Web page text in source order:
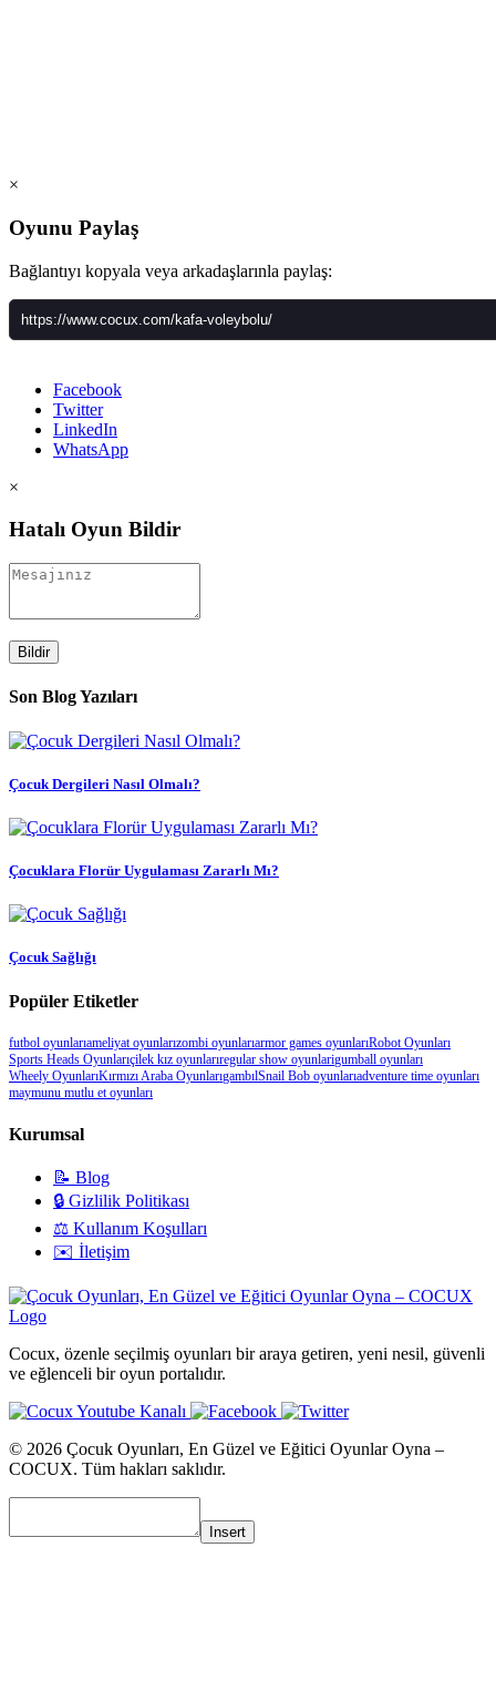
×
Oyunu Paylaş
Bağlantıyı kopyala veya arkadaşlarınla paylaş:
Facebook
Twitter
LinkedIn
WhatsApp
×
Hatalı Oyun Bildir
Bildir
Son Blog Yazıları
Çocuk Dergileri Nasıl Olmalı?
Çocuklara Florür Uygulaması Zararlı Mı?
Çocuk Sağlığı
Popüler Etiketler
futbol oyunlarıameliyat oyunlarızombi oyunlarıarmor games oyunlarıRobot Oyunları
Sports Heads Oyunlarıçilek kız oyunlarıregular show oyunlarigumball oyunları
Wheely OyunlarıKırmızı Araba OyunlarıgambılSnail Bob oyunlarıadventure time oyunları
maymunu mutlu et oyunları
Kurumsal
📝 Blog
🔒 Gizlilik Politikası
⚖️ Kullanım Koşulları
✉️ İletişim
Cocux, özenle seçilmiş oyunları bir araya getiren, yeni nesil, güvenli
ve eğlenceli bir oyun portalıdır.
© 2026 Çocuk Oyunları, En Güzel ve Eğitici Oyunlar Oyna –
COCUX. Tüm hakları saklıdır.
Insert